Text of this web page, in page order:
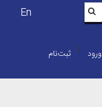
En
ورود | ثبت‌نام